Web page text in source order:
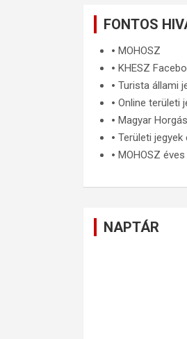
FONTOS
🞄MOHOSZ
🞄KHESZ
🞄Turista állami
🞄Online területi
🞄Magyar
🞄Területi jegyek
🞄MOHOSZ
NAPTÁR